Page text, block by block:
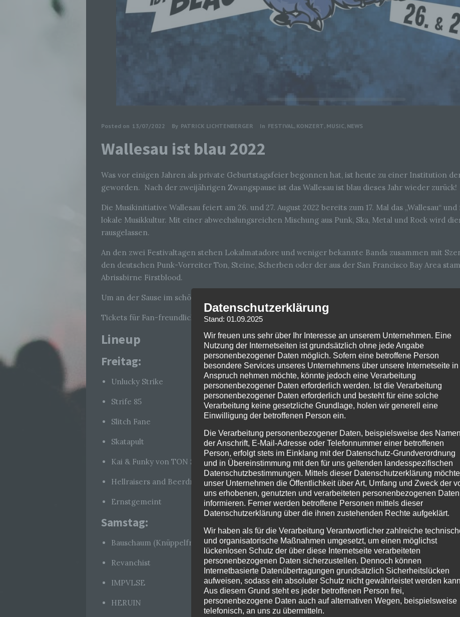
Posted on 13/07/2022 By PATRICK LICHTENBERGER In FESTIVAL , KONZERT, MUSIC, NEWS
Wallesau ist blau 2022
Was vor einigen Jahren als private Geburtstagsfeier begonnen hat, ist heute zu einer Institution
geworden. Nach der zweijährigen Zwangspause ist das Wallesau ist blau dieses Jahr wieder zurück!
Die Musikinitiative Wallesau feiert am 26. und 27. August 2022 bereits zum 17. Mal das „Wallesau“
lokale Musikkultur. Mit einer abwechslungsreichen Mischung aus Punk, Ska, Metal und Rock wird
rausgelassen.
An den zwei Festivaltagen stehen Lokalmatadore und weniger bekannte Bands zusammen mit
den deutschen Punk-Vorreiter Ton, Steine, Scherben oder der aus der San Francisco Bay Area
Abrissbirne Firstblood.
Um an der Sause im schönen Wallesau bei Roth teilzunehmen gibt’s
Tickets für Fan-freundliche 39 € auf derWebseite des Festivals.
Lineup
Freitag:
Unlucky Strike
Strife 85
Slitch Fane
Skatapult
Kai & Funky von TON STEINE SCHERBEN mit Gymmick
Hellraisers and Beerdrinkers
Ernstgemeint
Samstag:
Bauschaum (Knüppelfrühstück)
Revanchist
IMPVLSE
HERUIN
Datenschutzerklärung
Stand: 01.09.2025
Wir freuen uns sehr über Ihr Interesse an unserem Unternehmen. Eine
Nutzung der Internetseiten ist grundsätzlich ohne jede Angabe
personenbezogener Daten möglich. Sofern eine betroffene Person
besondere Services unseres Unternehmens über unsere Internetseite in
Anspruch nehmen möchte, könnte jedoch eine Verarbeitung
personenbezogener Daten erforderlich werden. Ist die Verarbeitung
personenbezogener Daten erforderlich und besteht für eine solche
Verarbeitung keine gesetzliche Grundlage, holen wir generell eine
Einwilligung der betroffenen Person ein.
Die Verarbeitung personenbezogener Daten, beispielsweise des
der Anschrift, E-Mail-Adresse oder Telefonnummer einer betroffenen
Person, erfolgt stets im Einklang mit der Datenschutz-Grundverordnung
und in Übereinstimmung mit den für uns geltenden landesspezifischen
Datenschutzbestimmungen. Mittels dieser Datenschutzerklärung möchte
unser Unternehmen die Öffentlichkeit über Art, Umfang und Zweck der
uns erhobenen, genutzten und verarbeiteten personenbezogenen Daten
informieren. Ferner werden betroffene Personen mittels dieser
Datenschutzerklärung über die ihnen zustehenden Rechte aufgeklärt.
Wir haben als für die Verarbeitung Verantwortlicher zahlreiche
und organisatorische Maßnahmen umgesetzt, um einen möglichst
lückenlosen Schutz der über diese Internetseite verarbeiteten
personenbezogenen Daten sicherzustellen. Dennoch können
Internetbasierte Datenübertragungen grundsätzlich Sicherheitslücken
aufweisen, sodass ein absoluter Schutz nicht gewährleistet werden
Aus diesem Grund steht es jeder betroffenen Person frei,
personenbezogene Daten auch auf alternativen Wegen, beispielsweise
telefonisch, an uns zu übermitteln.